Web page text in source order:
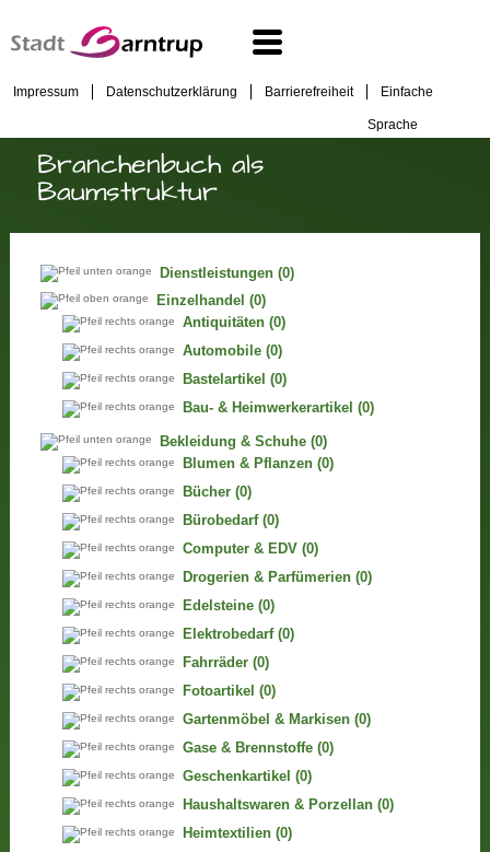
Impressum Datenschutzerklärung Barrierefreiheit Einfache
Sprache
Branchenbuch als
Baumstruktur
Dienstleistungen (0)
Einzelhandel (0)
Antiquitäten (0)
Automobile (0)
Bastelartikel (0)
Bau- & Heimwerkerartikel (0)
Bekleidung & Schuhe (0)
Blumen & Pflanzen (0)
Bücher (0)
Bürobedarf (0)
Computer & EDV (0)
Drogerien & Parfümerien (0)
Edelsteine (0)
Elektrobedarf (0)
Fahrräder (0)
Fotoartikel (0)
Gartenmöbel & Markisen (0)
Gase & Brennstoffe (0)
Geschenkartikel (0)
Haushaltswaren & Porzellan (0)
Heimtextilien (0)